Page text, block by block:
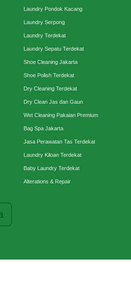
Laundry Pondok Kacang
Laundry Serpong
Laundry Terdekat
Laundry Sepatu Terdekat
Shoe Cleaning Jakarta
Shoe Polish Terdekat
Dry Cleaning Terdekat
Dry Clean Jas dan Gaun
Wet Cleaning Pakaian Premium
Bag Spa Jakarta
Jasa Perawatan Tas Terdekat
Laundry Kiloan Terdekat
Baby Laundry Terdekat
Alterations & Repair